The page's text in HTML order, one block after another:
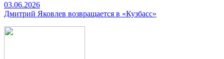
03.06.2026
Дмитрий Яковлев возвращается в «Кузбасс»